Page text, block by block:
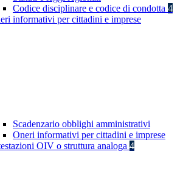
Codice disciplinare e codice di condotta 4
informativi per cittadini e imprese
Scadenzario obblighi amministrativi
Oneri informativi per cittadini e imprese
OIV o struttura analoga 4